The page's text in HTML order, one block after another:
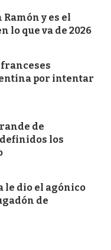
y es el
lo que va de 2026
franceses
por intentar
de
los
le dio el agónico
de